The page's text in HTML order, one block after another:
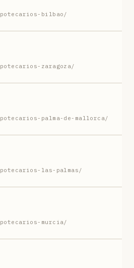
bilbao/
zaragoza/
palma-de-mallorca/
las-palmas/
murcia/